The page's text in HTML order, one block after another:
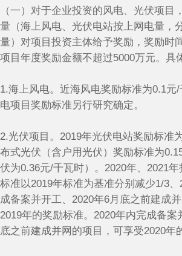
（一）对于企业投资的风电、光伏项目
量（海上风电、光伏电站按上网电量，
量）对项目投资主体给予奖励，奖励时
项目年度奖励金额不超过5000万元。具
1.海上风电。近海风电奖励标准为0.1元
电项目奖励标准另行研究确定。
2.光伏项目。2019年光伏电站奖励标准
布式光伏（含户用光伏）奖励标准为
伏为0.36元/千瓦时）。2020年、2021
标准以2019年标准为基准分别减少1/3
成备案并开工、2020年6月底之前建成
2019年的奖励标准。2020年内完成备案
底之前建成并网的项目，可享受2020年